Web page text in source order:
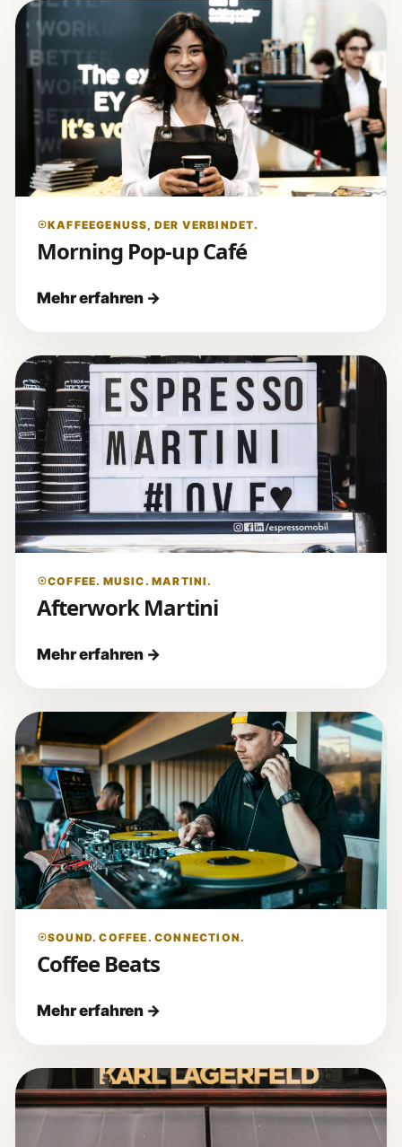
KAFFEEGENUSS, DER VERBINDET.
Morning Pop-up Café
COFFEE. MUSIC. MARTINI.
Afterwork Martini
SOUND. COFFEE. CONNECTION.
Coffee Beats